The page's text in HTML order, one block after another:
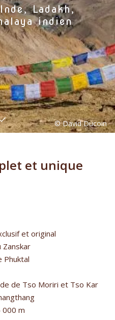
Ladakh,
indien
et unique
et original
Zanskar
Phuktal
de Tso Moriri et Tso Kar
000 m